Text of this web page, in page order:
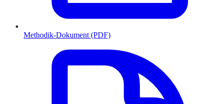
Methodik-Dokument (PDF)